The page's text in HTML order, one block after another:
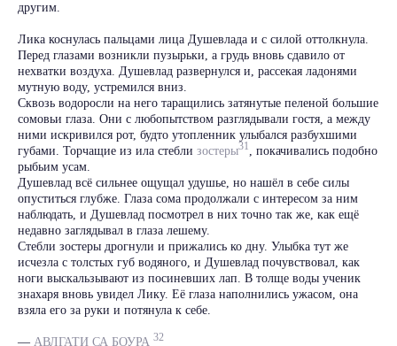
другим.
Лика коснулась пальцами лица Душевлада и с силой оттолкнула.
Перед глазами возникли пузырьки, а грудь вновь сдавило от
нехватки воздуха. Душевлад развернулся и, рассекая ладонями
мутную воду, устремился вниз.
Сквозь водоросли на него таращились затянутые пеленой большие
сомовьи глаза. Они с любопытством разглядывали гостя, а между
ними искривился рот, будто утопленник улыбался разбухшими
губами. Торчащие из ила стебли зостеры31, покачивались подобно
рыбьим усам.
Душевлад всё сильнее ощущал удушье, но нашёл в себе силы
опуститься глубже. Глаза сома продолжали с интересом за ним
наблюдать, и Душевлад посмотрел в них точно так же, как ещё
недавно заглядывал в глаза лешему.
Стебли зостеры дрогнули и прижались ко дну. Улыбка тут же
исчезла с толстых губ водяного, и Душевлад почувствовал, как
ноги выскальзывают из посиневших лап. В толще воды ученик
знахаря вновь увидел Лику. Её глаза наполнились ужасом, она
взяла его за руки и потянула к себе.
— АВЛГАТИ СА БОУРА 32